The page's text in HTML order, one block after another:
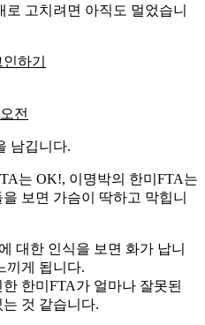
고치려면 아직도 멀었습니
하기
전
남깁니다.
는 OK!, 이명박의 한미FTA는
보면 가슴이 딱하고 막힙니
대한 인식을 보면 화가 납니
끼게 됩니다.
한미FTA가 얼마나 잘못된
것 같습니다.